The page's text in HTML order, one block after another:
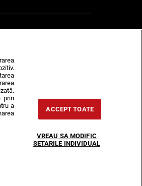
prin
a
ACCEPT TOATE
VREAU SA MODIFIC
SETARILE INDIVIDUAL